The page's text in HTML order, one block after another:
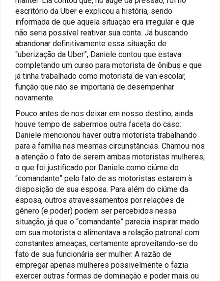
escritório da Uber e explicou a história, sendo
informada de que aquela situação era irregular e que
não seria possível reativar sua conta. Já buscando
abandonar definitivamente essa situação de
“uberização da Uber”, Daniele contou que estava
completando um curso para motorista de ônibus e que
já tinha trabalhado como motorista de van escolar,
função que não se importaria de desempenhar
novamente.
Pouco antes de nos deixar em nosso destino, ainda
houve tempo de sabermos outra faceta do caso:
Daniele mencionou haver outra motorista trabalhando
para a família nas mesmas circunstâncias. Chamou-nos
a atenção o fato de serem ambas motoristas mulheres,
o que foi justificado por Daniele como ciúme do
“comandante” pelo fato de as motoristas estarem à
disposição de sua esposa. Para além do ciúme da
esposa, outros atravessamentos por relações de
gênero (e poder) podem ser percebidos nessa
situação, já que o “comandante” parecia inspirar medo
em sua motorista e alimentava a relação patronal com
constantes ameaças, certamente aproveitando-se do
fato de sua funcionária ser mulher. A razão de
empregar apenas mulheres possivelmente o fazia
exercer outras formas de dominação e poder mais ou